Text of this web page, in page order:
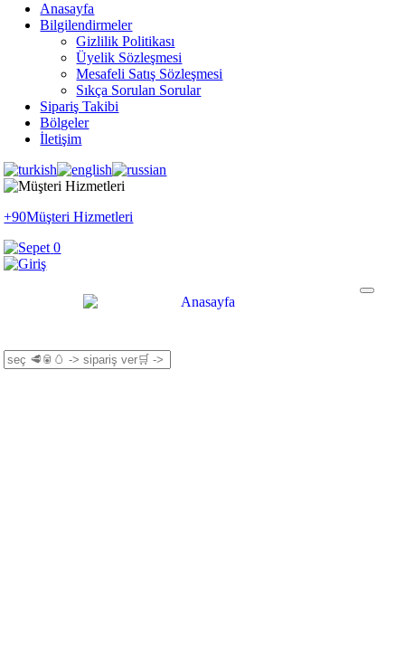
Anasayfa
Bilgilendirmeler
Gizlilik Politikası
Üyelik Sözleşmesi
Mesafeli Satış Sözleşmesi
Sıkça Sorulan Sorular
Sipariş Takibi
Bölgeler
İletişim
+90Müşteri Hizmetleri
0